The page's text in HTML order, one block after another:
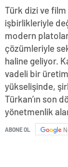
Türk dizi ve film
işbirlikleriyle
modern
çözümleriyle
haline geliyor.
vadeli bir
yükselişinde,
Türkan’ın son
yönetmenlik
ABONE OL